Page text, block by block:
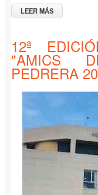
LEER MÁS
PEDRERA"
12ª
"AMICS
PEDRERA